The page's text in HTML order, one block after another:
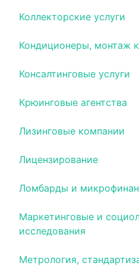
Коллекторские услуги
Кондиционеры, монтаж
Консалтинговые услуги
Крюинговые агентства
Лизинговые компании
Лицензирование
Ломбарды и
Маркетинговые и
исследования
Метрология,